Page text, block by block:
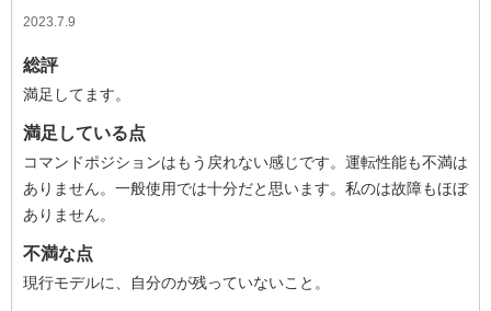
2023.7.9
総評
満足してます。
満足している点
コマンドポジションはもう戻れない感じです。運転性能も不満は
ありません。一般使用では十分だと思います。私のは故障もほぼ
ありません。
不満な点
現行モデルに、自分のが残っていないこと。